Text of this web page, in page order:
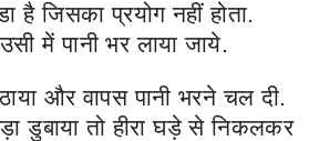
है जिसका प्रयोग नहीं होता.
में पानी भर लाया जाये.
और वापस पानी भरने चल दी.
डुबाया तो हीरा घड़े से निकलकर